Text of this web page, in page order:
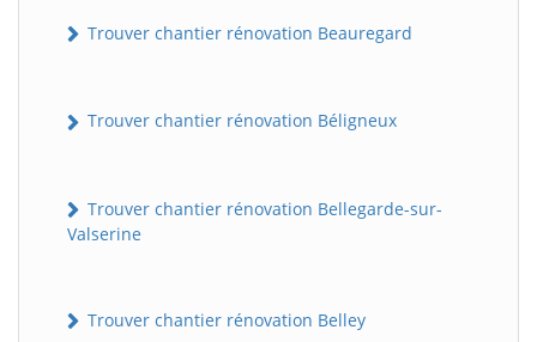
Trouver chantier rénovation Beauregard
Trouver chantier rénovation Béligneux
Trouver chantier rénovation Bellegarde-sur-
Valserine
Trouver chantier rénovation Belley